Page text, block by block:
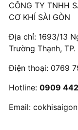
CÔNG TY TNHH
CƠ KHÍ SÀI GÒN
Địa chỉ: 1693/13
Trường Thạnh,
Điện thoại: 0769
Hotline: 0909
Email: